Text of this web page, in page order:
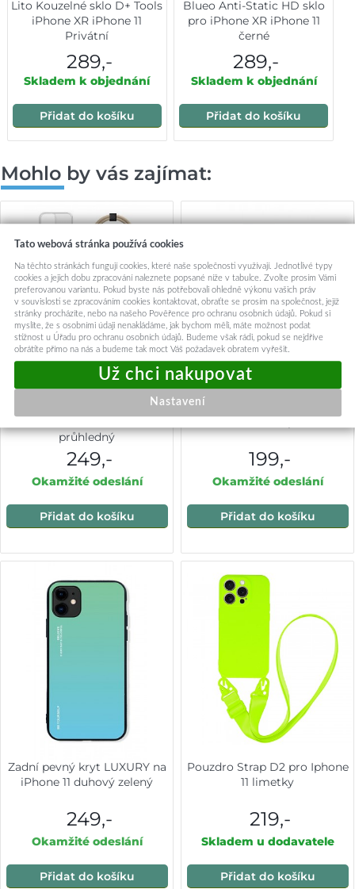
Lito Kouzelné sklo D+ Tools
iPhone XR iPhone 11
Privátní
289,-
Skladem k objednání
Přidat do košíku
Blueo Anti-Static HD sklo
pro iPhone XR iPhone 11
černé
289,-
Skladem k objednání
Přidat do košíku
Mohlo by vás zajímat:
Zadní kryt Simple na iPhone
průhledný
249,-
Okamžité odeslání
Přidat do košíku
Zadní pevný kryt na iPhone 11
199,-
Okamžité odeslání
Přidat do košíku
Zadní pevný kryt LUXURY na
iPhone 11 duhový zelený
249,-
Okamžité odeslání
Přidat do košíku
Pouzdro Strap D2 pro Iphone
11 limetky
219,-
Skladem u dodavatele
Přidat do košíku
Tato webová stránka používá cookies
Na těchto stránkách fungují cookies, které naše společnosti využívají. Jednotlivé typy
cookies a jejich dobu zpracování naleznete popsané níže v tabulce. Zvolte prosím Vámi
preferovanou variantu. Pokud byste nás potřebovali ohledně výkonu vašich práv
v souvislosti se zpracováním cookies kontaktovat, obraťte se prosím na společnost, jejíž
stránky procházíte, nebo na našeho Pověřence pro ochranu osobních údajů. Pokud si
myslíte, že s osobními údaji nenakládáme, jak bychom měli, máte možnost podat
stížnost u Úřadu pro ochranu osobních údajů. Budeme však rádi, pokud se nejdříve
obrátíte přímo na nás a budeme tak moct Váš požadavek obratem vyřešit.
Nastavení